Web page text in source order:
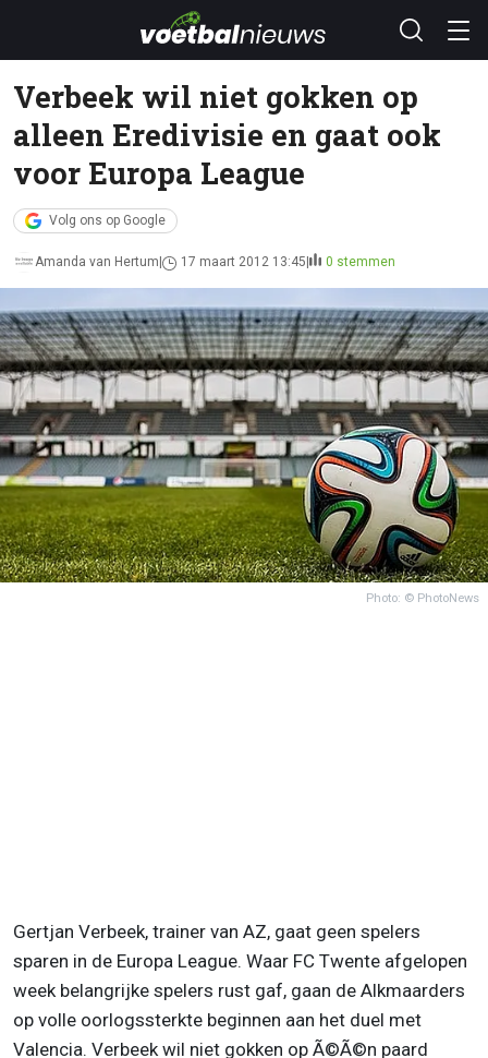
Verbeek wil niet gokken op
alleen Eredivisie en gaat ook
voor Europa League
Volg ons op Google
Amanda van Hertum 17 maart 2012 13:45 0 stemmen
Photo: © PhotoNews
Gertjan Verbeek, trainer van AZ, gaat geen spelers
sparen in de Europa League. Waar FC Twente afgelopen
week belangrijke spelers rust gaf, gaan de Alkmaarders
op volle oorlogssterkte beginnen aan het duel met
Valencia. Verbeek wil niet gokken op Ã©Ã©n paard